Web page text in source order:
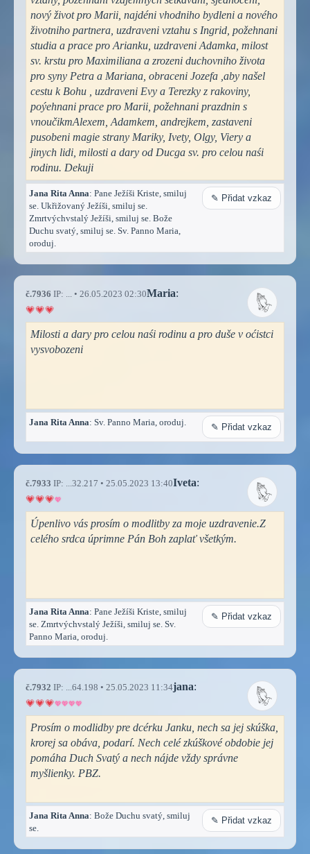
nový život pro Marii, najdéni vhodniho bydleni a nového
životniho partnera, uzdraveni vztahu s Ingrid, požehnani
studia a prace pro Arianku, uzdraveni Adamka, milost
sv. krstu pro Maximiliana a zrozeni duchovniho života
pro syny Petra a Mariana, obraceni Jozefa ,aby našel
cestu k Bohu , uzdraveni Evy a Terezky z rakoviny,
poýehnani prace pro Marii, požehnani prazdnin s
vnoučikmAlexem, Adamkem, andrejkem, zastaveni
pusobeni magie strany Mariky, Ivety, Olgy, Viery a
jinych lidi, milosti a dary od Ducga sv. pro celou naśi
rodinu. Dekuji
Jana Rita Anna: Pane Ježíši Kriste, smiluj
se. Ukřižovaný Ježíši, smiluj se.
Zmrtvýchvstalý Ježíši, smiluj se. Bože
Duchu svatý, smiluj se. Sv. Panno Maria,
oroduj.
✎ Přidat vzkaz
č.7936 IP: ... • 26.05.2023 02:30Maria:
Milosti a dary pro celou naśi rodinu a pro duše v oćistci
vysvobozeni
Jana Rita Anna: Sv. Panno Maria, oroduj. ✎ Přidat vzkaz
č.7933 IP: ...32.217 • 25.05.2023 13:40Iveta:
Úpenlivo vás prosím o modlitby za moje uzdravenie.Z
celého srdca úprimne Pán Boh zaplať všetkým.
Jana Rita Anna: Pane Ježíši Kriste, smiluj
se. Zmrtvýchvstalý Ježíši, smiluj se. Sv.
Panno Maria, oroduj.
✎ Přidat vzkaz
č.7932 IP: ...64.198 • 25.05.2023 11:34jana:
Prosím o modlidby pre dcérku Janku, nech sa jej skúška,
krorej sa obáva, podarí. Nech celé zkúškové obdobie jej
pomáha Duch Svatý a nech nájde vždy správne
myšlienky. PBZ.
Jana Rita Anna: Bože Duchu svatý, smiluj
se.
✎ Přidat vzkaz